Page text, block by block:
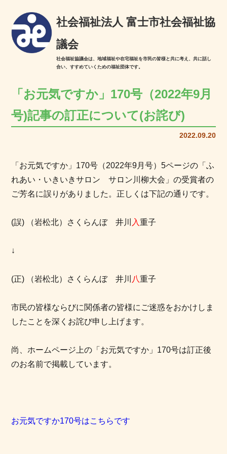
社会福祉法人 富士市社会福祉協
議会
社会福祉協議会は、地域福祉や在宅福祉を市民の皆様と共に考え、共に話し
合い、すすめていくための福祉団体です。
「お元気ですか」170号（2022年9月
号)記事の訂正について(お詫び)
2022.09.20
「お元気ですか」170号（2022年9月号）5ページの「ふ
れあい・いきいきサロン サロン川柳大会」の受賞者の
ご芳名に誤りがありました。正しくは下記の通りです。
(誤) （岩松北）さくらんぼ 井川 入重子
↓
(正) （岩松北）さくらんぼ 井川 八重子
市民の皆様ならびに関係者の皆様にご迷惑をおかけしま
したことを深くお詫び申し上げます。
尚、ホームページ上の「お元気ですか」170号は訂正後
のお名前で掲載しています。
お元気ですか170号はこちらです